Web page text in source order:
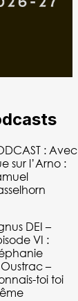
: Avec
sur l’Arno :
DEI –
VI :
–
toi toi